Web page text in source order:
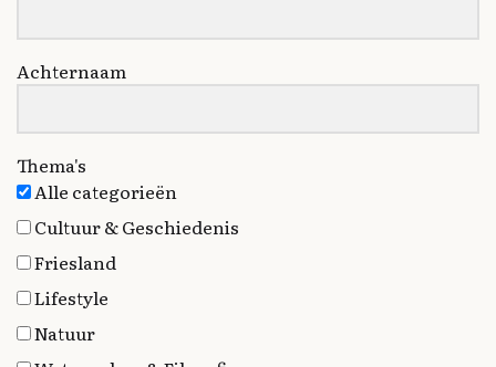
Achternaam
Thema's
Alle categorieën
Cultuur & Geschiedenis
Friesland
Lifestyle
Natuur